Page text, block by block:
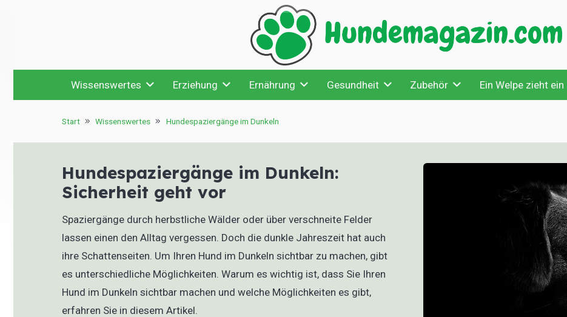
Wissenswertes Erziehung Ernährung Gesundheit Zubehör Ein Welpe zieht ein
Start Wissenswertes Hundespaziergänge im Dunkeln
Hundespaziergänge im Dunkeln:
Sicherheit geht vor
Spaziergänge durch herbstliche Wälder oder über verschneite Felder
lassen einen den Alltag vergessen. Doch die dunkle Jahreszeit hat auch
ihre Schattenseiten. Um Ihren Hund im Dunkeln sichtbar zu machen, gibt
es unterschiedliche Möglichkeiten. Warum es wichtig ist, dass Sie Ihren
Hund im Dunkeln sichtbar machen und welche Möglichkeiten es gibt,
erfahren Sie in diesem Artikel.